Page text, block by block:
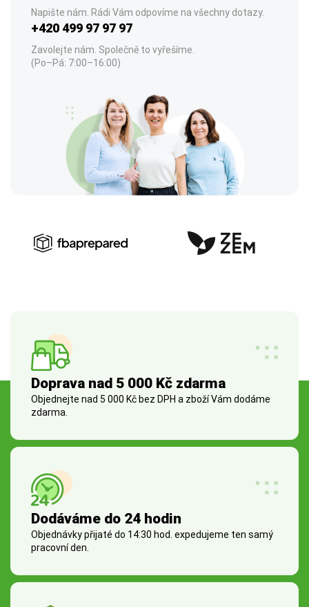
Napište nám. Rádi Vám odpovíme na všechny dotazy.
+420 499 97 97 97
Zavolejte nám. Společně to vyřešíme.
(Po–Pá: 7:00–16:00)
Doprava nad 5 000 Kč zdarma
Objednejte nad 5 000 Kč bez DPH a zboží Vám dodáme
zdarma.
Dodáváme do 24 hodin
Objednávky přijaté do 14:30 hod. expedujeme ten samý
pracovní den.